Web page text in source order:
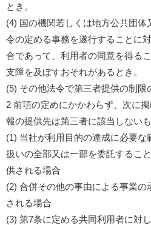
とき。
(4) 国の機関若しくは地方公共団
令の定める事務を遂行することに
合であって、利用者の同意を得る
支障を及ぼすおそれがあるとき。
(5) その他法令で第三者提供の制
2 前項の定めにかかわらず、次に
報の提供先は第三者に該当しないも
(1) 当社が利用目的の達成に必要な
扱いの全部又は一部を委託するこ
供される場合
(2) 合併その他の事由による事業
される場合
(3) 第7条に定める共同利用者に対